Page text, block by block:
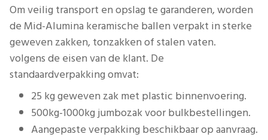
Om veilig transport en opslag te garanderen, worden
de Mid-Alumina keramische ballen verpakt in sterke
geweven zakken, tonzakken of stalen vaten.
volgens de eisen van de klant. De
standaardverpakking omvat:
25 kg geweven zak met plastic binnenvoering.
500kg-1000kg jumbozak voor bulkbestellingen.
Aangepaste verpakking beschikbaar op aanvraag.